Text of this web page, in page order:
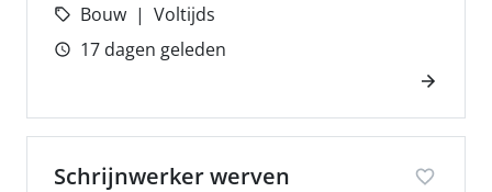
Bouw
Voltijds
17 dagen geleden
Schrijnwerker werven